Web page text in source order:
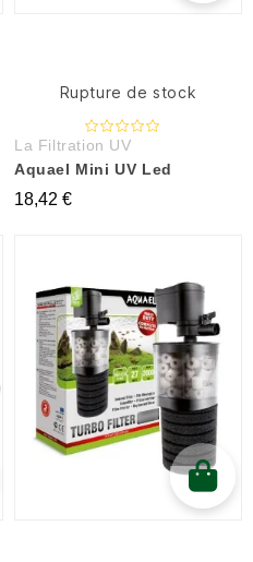
Rupture de stock
La Filtration UV
Aquael Mini UV Led
18,42 €